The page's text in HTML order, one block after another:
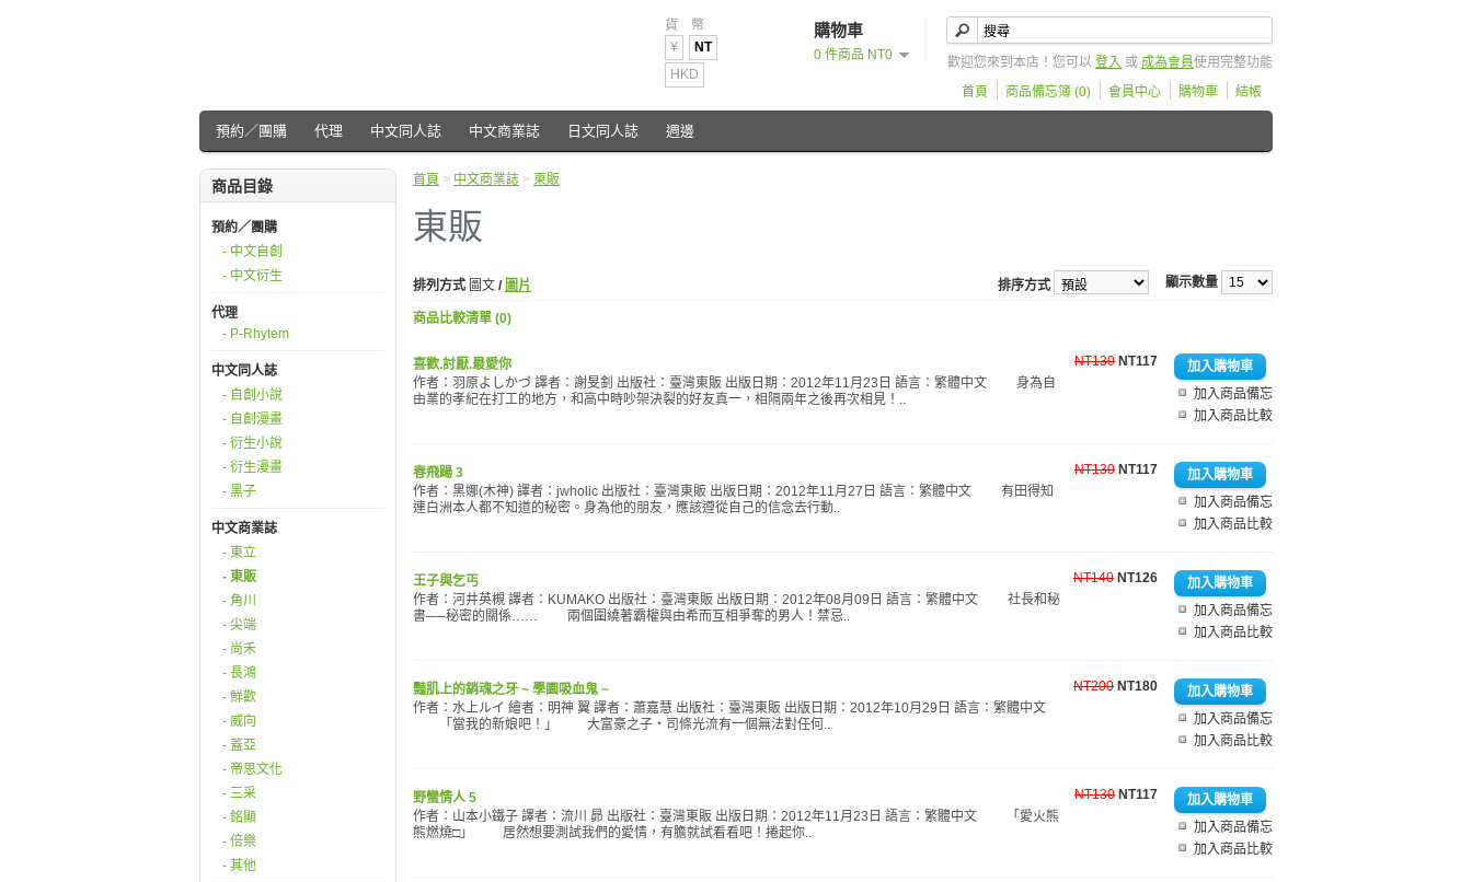
貨 幣
¥
NT
HKD
購物車
0 件商品 NT0 歡迎您來到本店！您可以 登入 或 成為會員使用完整功能
首頁
商品備忘簿 (0) 會員中心 購物車 結帳
預約／團購 代理 中文同人誌 中文商業誌 日文同人誌 週邊
商品目錄
預約／團購
- 中文自創
- 中文衍生
代理
- P-Rhytem
中文同人誌
- 自創小說
- 自創漫畫
- 衍生小說
- 衍生漫畫
- 黑子
中文商業誌
- 東立
- 東販
- 角川
- 尖端
- 尚禾
- 長鴻
- 鮮歡
- 威向
- 蓋亞
- 帝思文化
- 三采
- 銘顯
- 倍樂
- 其他
首頁 > 中文商業誌 > 東販
東販
排列方式 圖文 / 圖片 顯示數量
排序方式
商品比較清單 (0)
加入商品備忘
加入商品比較
NT130 NT117
喜歡.討厭.最愛你
作者：羽原よしかづ 譯者：謝旻釗 出版社：臺灣東販 出版日期：2012年11月23日 語言：繁體中文 身為自
由業的孝紀在打工的地方，和高中時吵架決裂的好友真一，相隔兩年之後再次相見！..
加入商品備忘
加入商品比較
NT130 NT117
春飛踼 3
作者：黑娜(木神) 譯者：jwholic 出版社：臺灣東販 出版日期：2012年11月27日 語言：繁體中文 有田得知
連白洲本人都不知道的秘密。身為他的朋友，應該遵從自己的信念去行動..
加入商品備忘
加入商品比較
NT140 NT126
王子與乞丐
作者：河井英槻 譯者：KUMAKO 出版社：臺灣東販 出版日期：2012年08月09日 語言：繁體中文 社長和秘
書──秘密的關係…… 兩個圍繞著霸權與由希而互相爭奪的男人！禁忌..
加入商品備忘
加入商品比較
NT200 NT180
豔肌上的銷魂之牙 ~ 學園吸血鬼 ~
作者：水上ルイ 繪者：明神 翼 譯者：蕭嘉慧 出版社：臺灣東販 出版日期：2012年10月29日 語言：繁體中文
「當我的新娘吧！」 大富豪之子‧司條光流有一個無法對任何..
加入商品備忘
加入商品比較
NT130 NT117
野蠻情人 5
作者：山本小鐵子 譯者：流川 昴 出版社：臺灣東販 出版日期：2012年11月23日 語言：繁體中文 「愛火熊
熊燃燒□」 居然想要測試我們的愛情，有膽就試看看吧！捲起你..